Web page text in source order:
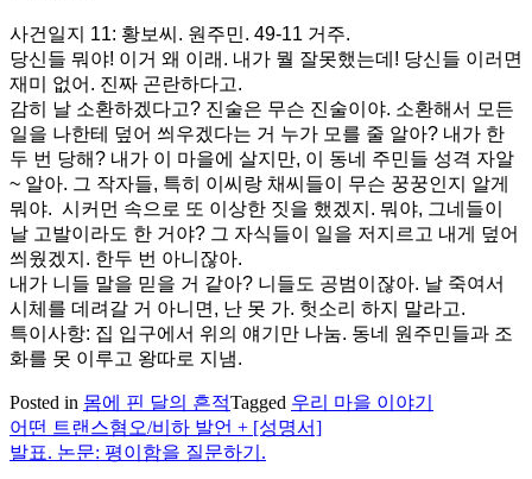
사건일지 11: 황보씨. 원주민. 49-11 거주.
당신들 뭐야! 이거 왜 이래. 내가 뭘 잘못했는데! 당신들 이러면
재미 없어. 진짜 곤란하다고.
감히 날 소환하겠다고? 진술은 무슨 진술이야. 소환해서 모든
일을 나한테 덮어 씌우겠다는 거 누가 모를 줄 알아? 내가 한
두 번 당해? 내가 이 마을에 살지만, 이 동네 주민들 성격 자알
~ 알아. 그 작자들, 특히 이씨랑 채씨들이 무슨 꿍꿍인지 알게
뭐야. 시커먼 속으로 또 이상한 짓을 했겠지. 뭐야, 그네들이
날 고발이라도 한 거야? 그 자식들이 일을 저지르고 내게 덮어
씌웠겠지. 한두 번 아니잖아.
내가 니들 말을 믿을 거 같아? 니들도 공범이잖아. 날 죽여서
시체를 데려갈 거 아니면, 난 못 가. 헛소리 하지 말라고.
특이사항: 집 입구에서 위의 얘기만 나눔. 동네 원주민들과 조
화를 못 이루고 왕따로 지냄.
Posted in 몸에 핀 달의 흔적Tagged 우리 마을 이야기
글
어떤 트랜스혐오/비하 발언 + [성명서]
발표. 논문: 평이함을 질문하기.